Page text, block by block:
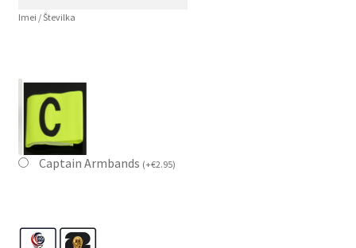
Imei / Številka
Captain Armbands (+€2.95)